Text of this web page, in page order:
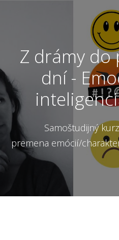
Z drámy do
dní -
Samoštudijný kurz +
premena emócií/